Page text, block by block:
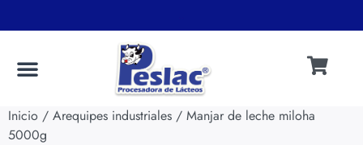
Inicio / Arequipes industriales / Manjar de leche miloha
5000g